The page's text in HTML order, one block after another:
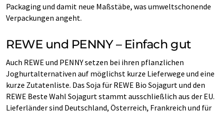
Packaging und damit neue Maßstäbe, was umweltschonende
Verpackungen angeht.
REWE und PENNY – Einfach gut
Auch REWE und PENNY setzen bei ihren pflanzlichen
Joghurtalternativen auf möglichst kurze Lieferwege und eine
kurze Zutatenliste. Das Soja für REWE Bio Sojagurt und den
REWE Beste Wahl Sojagurt stammt ausschließlich aus der EU.
Lieferländer sind Deutschland, Österreich, Frankreich und für